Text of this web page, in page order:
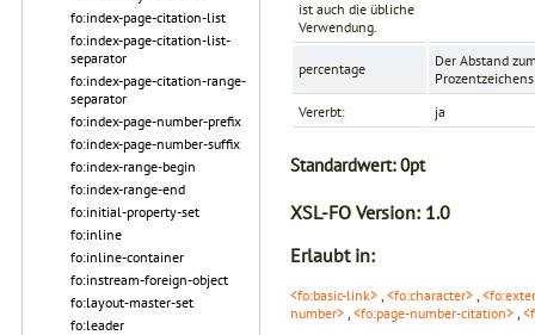
fo:index-page-citation-list
fo:index-page-citation-list-
separator
fo:index-page-citation-range-
separator
fo:index-page-number-prefix
fo:index-page-number-suffix
fo:index-range-begin
fo:index-range-end
fo:initial-property-set
fo:inline
fo:inline-container
fo:instream-foreign-object
fo:layout-master-set
fo:leader
ist auch die übliche
Verwendung.
percentage
Der Abstand
Vererbt:
ja
Standardwert:0pt
XSL-FO Version: 1.0
Erlaubt in:
<fo:basic-link> , <fo:character> ,
number> , <fo:page-number-citation> ,